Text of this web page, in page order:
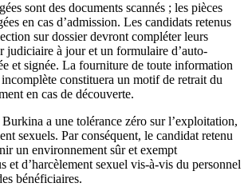
sont des documents scannés ; les pièces
en cas d’admission. Les candidats retenus
sur dossier devront compléter leurs
judiciaire à jour et un formulaire d’auto-
et signée. La fourniture de toute information
constituera un motif de retrait du
en cas de découverte.
a une tolérance zéro sur l’exploitation,
sexuels. Par conséquent, le candidat retenu
un environnement sûr et exempt
et d’harcèlement sexuel vis-à-vis du personnel
bénéficiaires.